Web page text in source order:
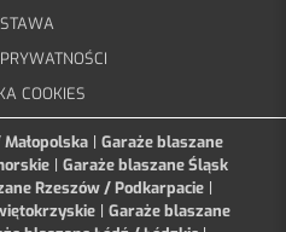
COOKIES
| Garaże blaszane
| Garaże blaszane Śląsk
Rzeszów / Podkarpacie|
| Garaże blaszane